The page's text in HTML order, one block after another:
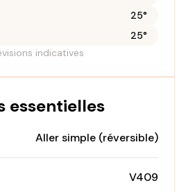
25°
25°
indicatives
essentielles
Aller simple (réversible)
V409